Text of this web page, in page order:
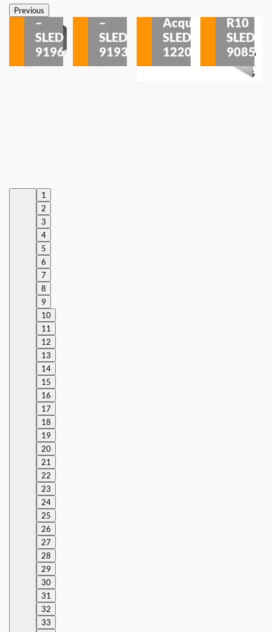
PreviousSobrepor
–
SLED
9196
–
SLED
9193
Acqua
SLED
1220
R10
SLED
9085
1
2
3
4
5
6
7
8
9
10
11
12
13
14
15
16
17
18
19
20
21
22
23
24
25
26
27
28
29
30
31
32
33